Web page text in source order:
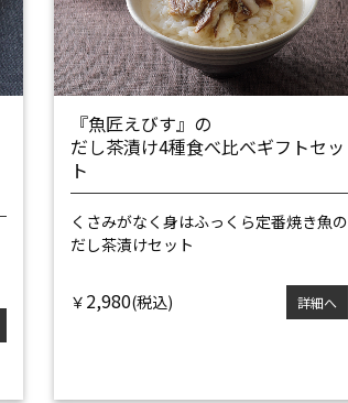
『魚匠えびす』の
だし茶漬け4種食べ比べギフトセッ
ト
くさみがなく身はふっくら定番焼き魚の
だし茶漬けセット
￥ 2,980 詳細へ